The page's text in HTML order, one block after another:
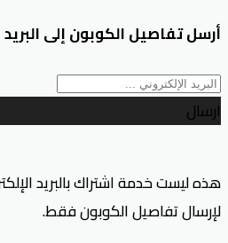
أرسل تفاصيل الكوبون إلى
ارسال
هذه ليست خدمة اشتراك بالبريد
لإرسال تفاصيل الكوبون فقط.